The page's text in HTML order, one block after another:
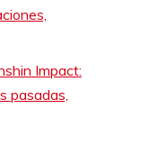
Impact:
pasadas,